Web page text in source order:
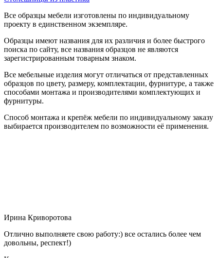
Все образцы мебели изготовлены по индивидуальному
проекту в единственном экземпляре.
Образцы имеют названия для их различия и более быстрого
поиска по сайту, все названия образцов не являются
зарегистрированным товарным знаком.
Все мебельные изделия могут отличаться от представленных
образцов по цвету, размеру, комплектации, фурнитуре, а также
способами монтажа и производителями комплектующих и
фурнитуры.
Способ монтажа и крепёж мебели по индивидуальному заказу
выбирается производителем по возможности её применения.
Ирина Криворотова
Отлично выполняете свою работу:) все остались более чем
довольны, респект!)